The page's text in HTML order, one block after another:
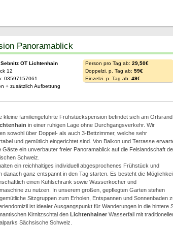
Panoramablick
Sebnitz OT Lichtenhain
12
03597157061
+ zusätzlich Aufbettung
Person pro Tag ab: 29,50€
Doppelzi. p. Tag ab: 59€
Einzelzi. p. Tag ab: 49€
kleine familiengeführte Frühstückspension befindet sich am Ortsrand
in einer ruhigen Lage ohne Durchgangsverkehr. Wir
sowohl über Doppel- als auch 3-Bettzimmer, welche sehr
und gemütlich eingerichtet sind. Von Balkon und Terrasse
Gäste ein unverbauter freier Panoramablick auf die Felslandschaft
Schweiz.
ein reichhaltiges individuell abgesprochenes Frühstück und
danach ganz entspannt in den Tag starten. Es besteht die
einen Kühlschrank sowie Wasserkocher und
zu nutzen. In unserem großen, gepflegten Garten stehen
Sitzgruppen zum Erholen, Entspannen und Sonnenbaden
ist idealer Ausgangspunkt für Wanderungen in die
Kirnitzschtal den LichtenhainerWasserfall mit
Sächsische Schweiz.